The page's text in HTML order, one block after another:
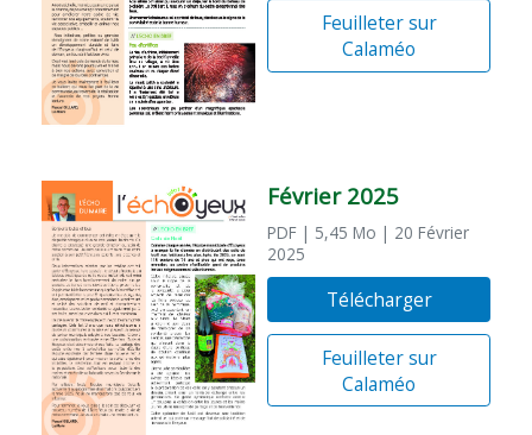
Feuilleter sur
Calaméo
Février 2025
PDF | 5,45 Mo | 20 Février
2025
Télécharger
Feuilleter sur
Calaméo